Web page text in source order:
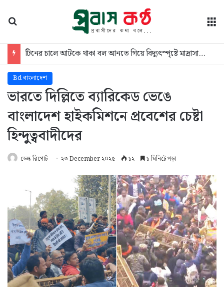
টিনের চালে আটকে থাকা বল আনতে গিয়ে বিদ্যুৎস্পৃষ্টে মাদ্রাসাছাত্রের মৃত্যু
Bd বাংলাদেশ
ভারতে দিল্লিতে ব্যারিকেড ভেঙে
বাংলাদেশ হাইকমিশনে প্রবেশের চেষ্টা
হিন্দুত্ববাদীদের
ডেস্ক রিপোর্ট ২৩ December ২০২৫ ১২ ১ মিনিটে পড়া